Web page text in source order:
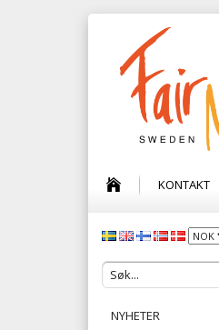
KONTAKT
NYHETER